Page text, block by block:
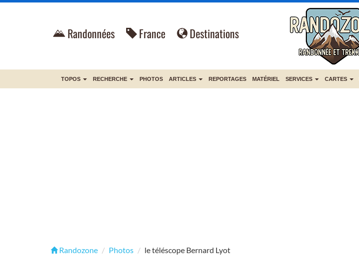
Randonnées France Destinations
TOPOS RECHERCHE PHOTOS ARTICLES REPORTAGES MATÉRIEL SERVICES CARTES
Randozone Photos le téléscope Bernard Lyot